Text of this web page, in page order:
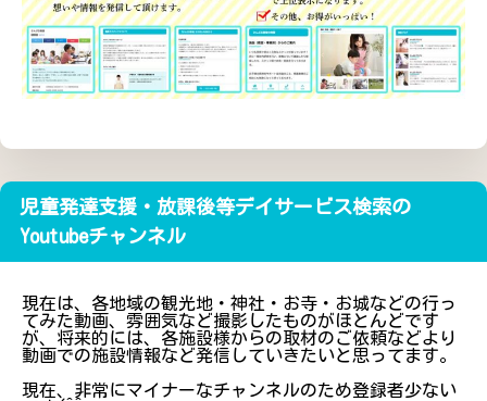
児童発達支援・放課後等デイサービス検索の
Youtubeチャンネル
現在は、各地域の観光地・神社・お寺・お城などの行っ
てみた動画、雰囲気など撮影したものがほとんどです
が、将来的には、各施設様からの取材のご依頼などより
動画での施設情報など発信していきたいと思ってます。
現在、非常にマイナーなチャンネルのため登録者少ない